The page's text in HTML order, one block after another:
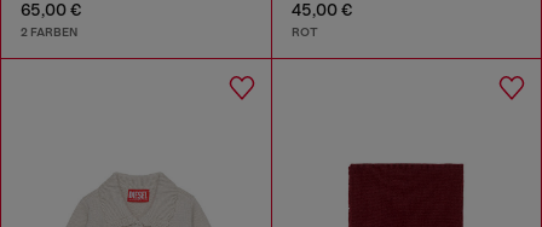
65,00 €
2 FARBEN
45,00 €
ROT